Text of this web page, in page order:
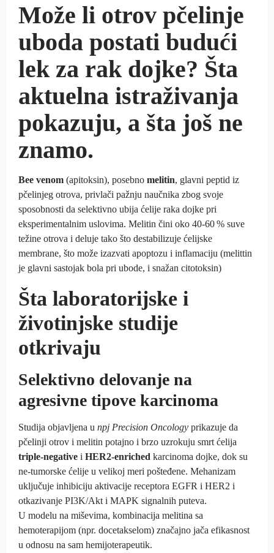
Može li otrov pčelinje
uboda postati budući
lek za rak dojke? Šta
aktuelna istraživanja
pokazuju, a šta još ne
znamo.
Bee venom (apitoksin), posebno melitin, glavni peptid iz
pčelinjeg otrova, privlači pažnju naučnika zbog svoje
sposobnosti da selektivno ubija ćelije raka dojke pri
eksperimentalnim uslovima. Melitin čini oko 40‑60 % suve
težine otrova i deluje tako što destabilizuje ćelijske
membrane, što može izazvati apoptozu i inflamaciju (melittin
je glavni sastojak bola pri ubode, i snažan citotoksin)
Šta laboratorijske i
životinjske studije
otkrivaju
Selektivno delovanje na
agresivne tipove karcinoma
Studija objavljena u npj Precision Oncology prikazuje da
pčelinji otrov i melitin potajno i brzo uzrokuju smrt ćelija
triple-negative i HER2-enriched karcinoma dojke, dok su
ne-tumorske ćelije u velikoj meri pošteđene. Mehanizam
uključuje inhibiciju aktivacije receptora EGFR i HER2 i
otkazivanje PI3K/Akt i MAPK signalnih puteva.
U modelu na miševima, kombinacija melitina sa
hemoterapijom (npr. docetakselom) značajno jača efikasnost
u odnosu na sam hemijoterapeutik.